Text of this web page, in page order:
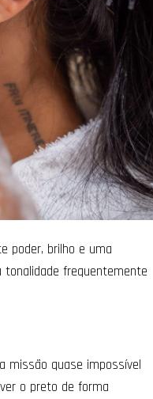
poder, brilho e uma
frequentemente
missão quase impossível
o preto de forma